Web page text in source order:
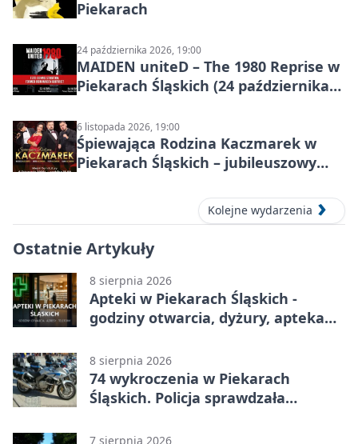
Piekarach
24 października 2026, 19:00
MAIDEN uniteD – The 1980 Reprise w
Piekarach Śląskich (24 października
6 listopada 2026, 19:00
Śpiewająca Rodzina Kaczmarek w
Piekarach Śląskich – jubileuszowy
Kolejne wydarzenia
Ostatnie Artykuły
8 sierpnia 2026
Apteki w Piekarach Śląskich -
godziny otwarcia, dyżury, apteka
8 sierpnia 2026
74 wykroczenia w Piekarach
Śląskich. Policja sprawdzała
7 sierpnia 2026